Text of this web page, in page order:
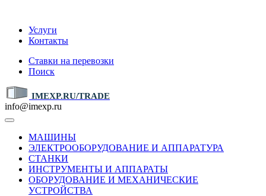
Услуги
Контакты
Ставки на перевозки
Поиск
IMEXP.RU/TRADE
info@imexp.ru
МАШИНЫ
ЭЛЕКТРООБОРУДОВАНИЕ И АППАРАТУРА
СТАНКИ
ИНСТРУМЕНТЫ И АППАРАТЫ
ОБОРУДОВАНИЕ И МЕХАНИЧЕСКИЕ
УСТРОЙСТВА